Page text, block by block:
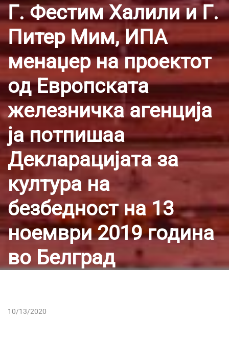
Г. Фестим Халили и Г.
Питер Мим, ИПА
менаџер на проектот
од Европската
железничка агенција
ја потпишаа
Декларацијата за
култура на
безбедност на 13
ноември 2019 година
во Белград
10/13/2020